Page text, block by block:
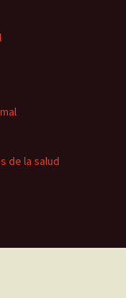
de la salud